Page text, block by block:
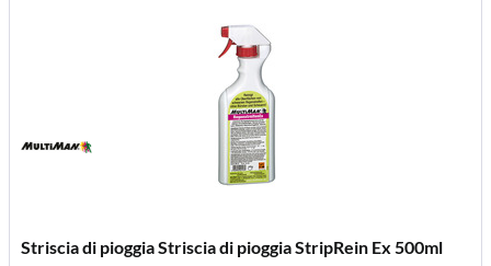
Striscia di pioggia Striscia di pioggia StripRein Ex 500ml